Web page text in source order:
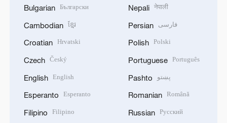
Bulgarian Български
Cambodian ខ្មែរ
Croatian Hrvatski
Czech Český
English English
Esperanto Esperanto
Filipino Filipino
Nepali नेपाली
Persian فارسی
Polish Polski
Portuguese Português
Pashto پښتو
Romanian Română
Russian Русский